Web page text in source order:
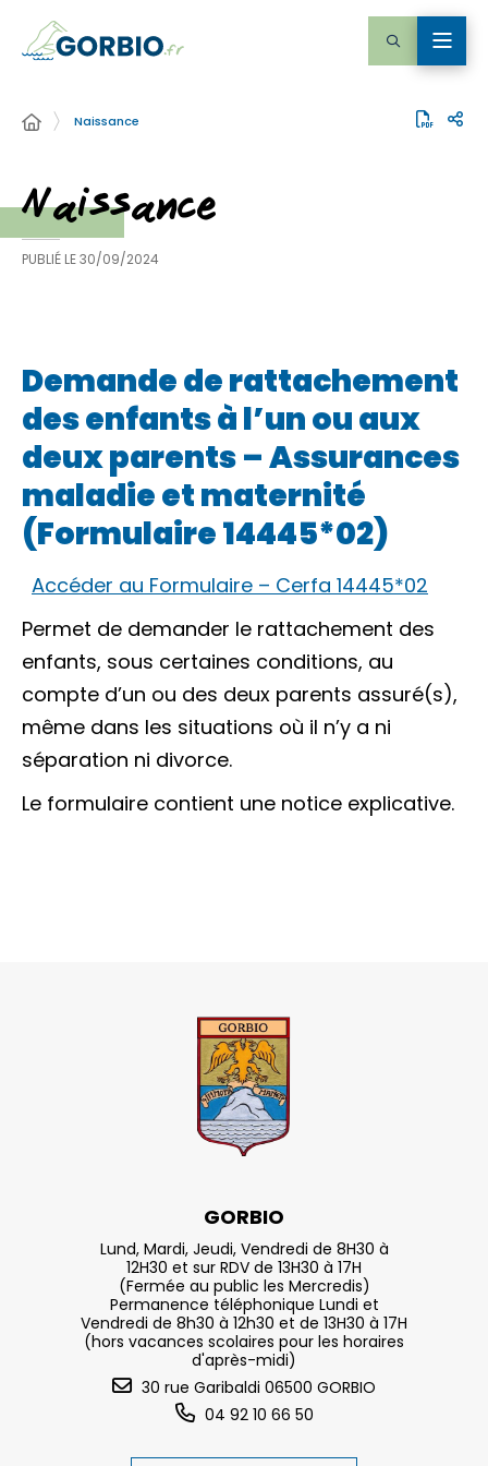
Naissance
Naissance
PUBLIÉ LE30/09/2024
Demande de rattachement
des enfants à l’un ou aux
deux parents – Assurances
maladie et maternité
(Formulaire 14445*02)
Accéder au Formulaire – Cerfa 14445*02
Permet de demander le rattachement des
enfants, sous certaines conditions, au
compte d’un ou des deux parents assuré(s),
même dans les situations où il n’y a ni
séparation ni divorce.
Le formulaire contient une notice explicative.
GORBIO
Lund, Mardi, Jeudi, Vendredi de 8H30 à
12H30 et sur RDV de 13H30 à 17H
(Fermée au public les Mercredis)
Permanence téléphonique Lundi et
Vendredi de 8h30 à 12h30 et de 13H30 à 17H
(hors vacances scolaires pour les horaires
d'après-midi)
30 rue Garibaldi 06500 GORBIO
04 92 10 66 50